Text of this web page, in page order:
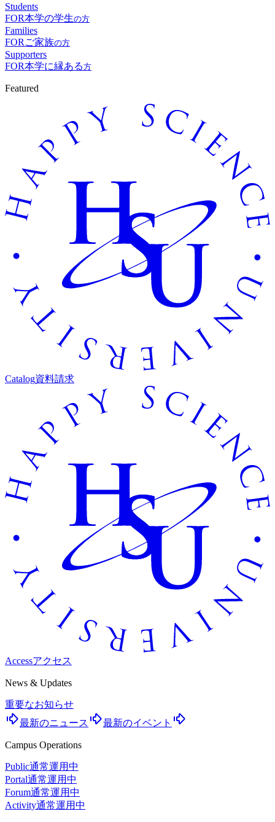
Students
FOR本学の学生の方
Families
FOR ご家族の方
Supporters
FOR本学に縁ある方
Featured
Catalog資料請求
Accessアクセス
News & Updates
重要なお知らせ
最新のニュース
最新のイベント
Campus Operations
Public通常運用中
Portal通常運用中
Forum通常運用中
Activity通常運用中